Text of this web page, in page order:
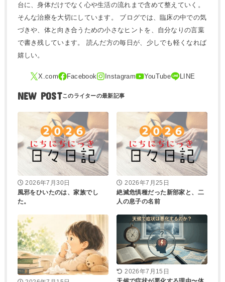
台に、身体だけでなく心や生活の流れまで含めて整えていく。
そんな治療を大切にしています。 ブログでは、臨床の中での気
づきや、体と向き合うための小さなヒントを、自分なりの言葉
で書き残しています。 読んだ方の毎日が、少しでも軽くなれば
嬉しい。
NEW POST
2026年7月30日
風邪をひいたのは、家族でし
た。
2026年7月25日
絶滅危惧種だった新部家と、二
人の息子の名前
2026年7月15日